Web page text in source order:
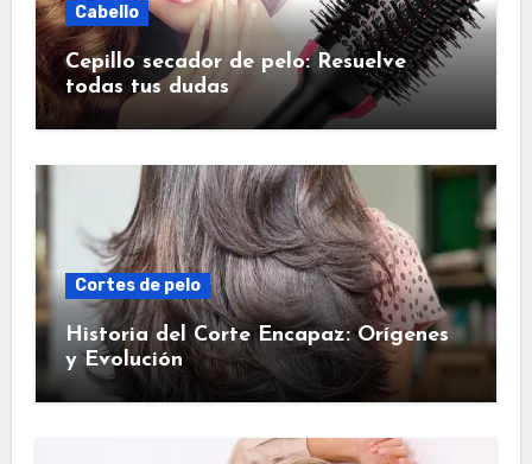
Cabello
Cepillo secador de pelo: Resuelve
todas tus dudas
Cortes de pelo
Historia del Corte Encapaz: Orígenes
y Evolución